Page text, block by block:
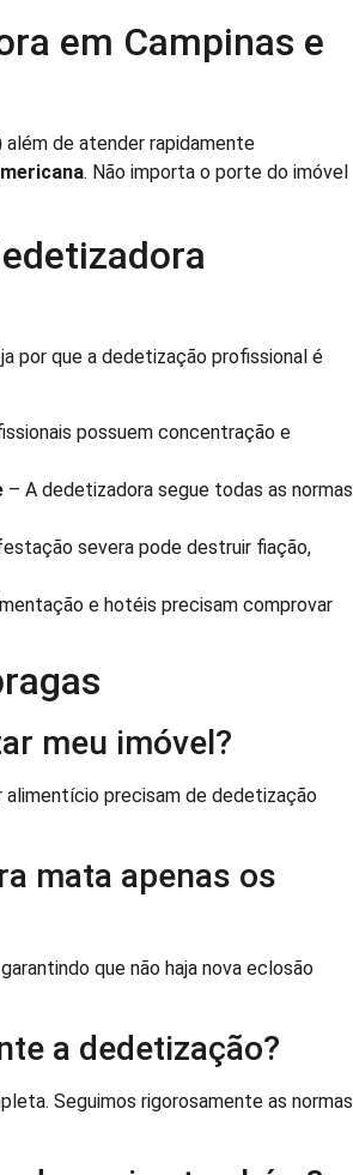
em Campinas e
além de atender rapidamente
. Não importa o porte do imóvel
por que a dedetização profissional é
possuem concentração e
– A dedetizadora segue todas as normas
severa pode destruir fiação,
e hotéis precisam comprovar
meu imóvel?
precisam de dedetização
mata apenas os
que não haja nova eclosão
a dedetização?
Seguimos rigorosamente as normas